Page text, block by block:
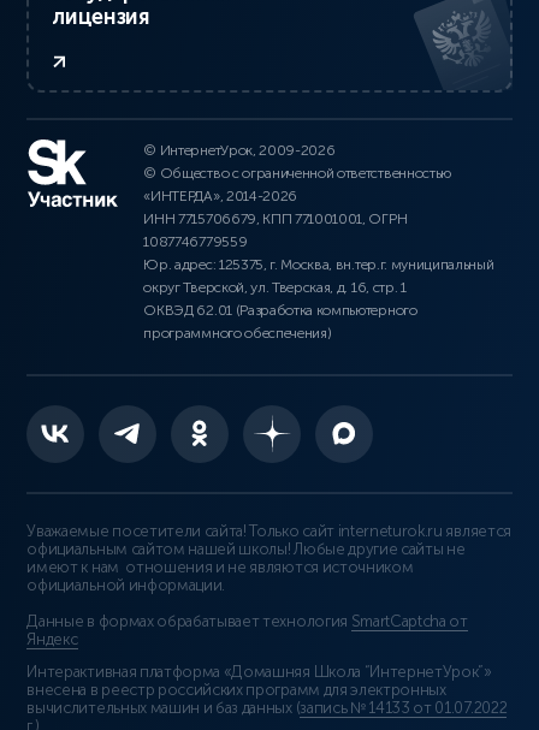
лицензия
© ИнтернетУрок, 2009-2026
© Общество с ограниченной ответственностью
«ИНТЕРДА», 2014-2026
ИНН 7715706679, КПП 771001001, ОГРН
1087746779559
Юр. адрес: 125375, г. Москва, вн.тер.г. муниципальный
округ Тверской, ул. Тверская, д. 16, стр. 1
ОКВЭД 62.01 (Разработка компьютерного
программного обеспечения)
Уважаемые посетители сайта! Только сайт interneturok.ru является
официальным сайтом нашей школы! Любые другие сайты не
имеют к нам отношения и не являются источником
официальной информации.
Данные в формах обрабатывает технология SmartCaptcha от
Яндекс
Интерактивная платформа «Домашняя Школа “ИнтернетУрок”»
внесена в реестр российских программ для электронных
вычислительных машин и баз данных (запись № 14133 от 01.07.2022
г. ).